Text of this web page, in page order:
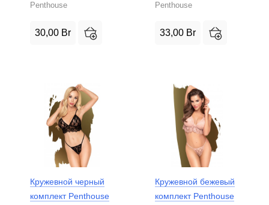
Penthouse
30,00 Br
Penthouse
33,00 Br
Кружевной черный
комплект Penthouse
Кружевной бежевый
комплект Penthouse